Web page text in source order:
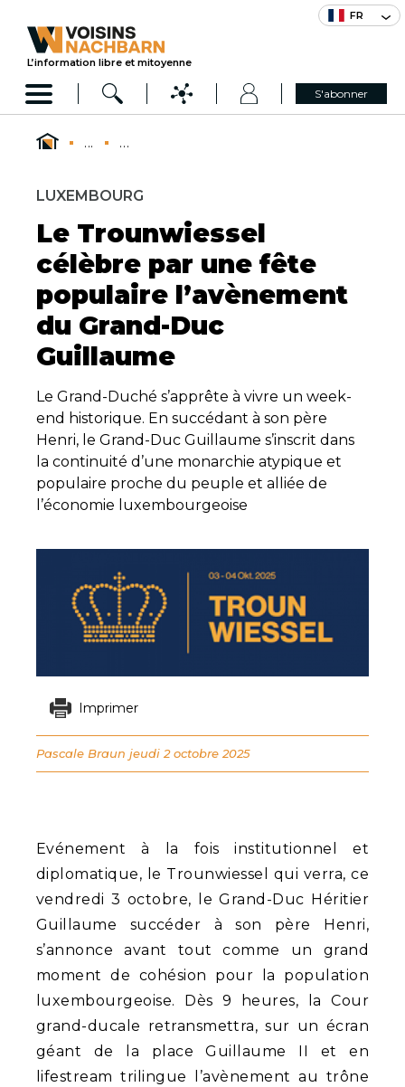
FR
L’information libre et mitoyenne
S'abonner
... ...
LUXEMBOURG
Le Trounwiessel
célèbre par une fête
populaire l’avènement
du Grand-Duc
Guillaume
Le Grand-Duché s’apprête à vivre un week-
end historique. En succédant à son père
Henri, le Grand-Duc Guillaume s’inscrit dans
la continuité d’une monarchie atypique et
populaire proche du peuple et alliée de
l’économie luxembourgeoise
Evénement à la fois institutionnel et
diplomatique, le Trounwiessel qui verra, ce
vendredi 3 octobre, le Grand-Duc Héritier
Guillaume succéder à son père Henri,
s’annonce avant tout comme un grand
moment de cohésion pour la population
luxembourgeoise. Dès 9 heures, la Cour
grand-ducale retransmettra, sur un écran
géant de la place Guillaume II et en
lifestream trilingue l’avènement au trône
Imprimer
Pascale Braun jeudi 2 octobre 2025